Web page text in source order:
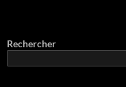
Rechercher